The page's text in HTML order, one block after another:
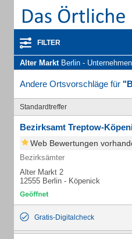
FILTER
Alter MarktBerlin - Unternehmen und
Andere Ortsvorschläge für
Standardtreffer
Bezirksamt Treptow-
Web Bewertungen
Bezirksämter
Alter Markt 2
12555 Berlin - Köpenick
Gratis-Digitalcheck